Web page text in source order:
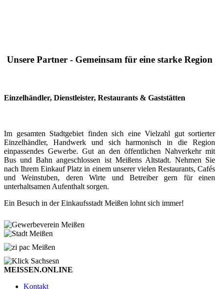
Unsere Partner - Gemeinsam für eine starke Region
Einzelhändler, Dienstleister, Restaurants & Gaststätten
Im gesamten Stadtgebiet finden sich eine Vielzahl gut sortierter
Einzelhändler, Handwerk und sich harmonisch in die Region
einpassendes Gewerbe. Gut an den öffentlichen Nahverkehr mit
Bus und Bahn angeschlossen ist Meißens Altstadt. Nehmen Sie
nach Ihrem Einkauf Platz in einem unserer vielen Restaurants, Cafés
und Weinstuben, deren Wirte und Betreiber gern für einen
unterhaltsamen Aufenthalt sorgen.
Ein Besuch in der Einkaufsstadt Meißen lohnt sich immer!
MEISSEN.ONLINE
Kontakt